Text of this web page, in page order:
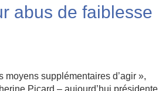
abus de faiblesse
moyens supplémentaires d’agir »,
Picard – aujourd’hui présidente